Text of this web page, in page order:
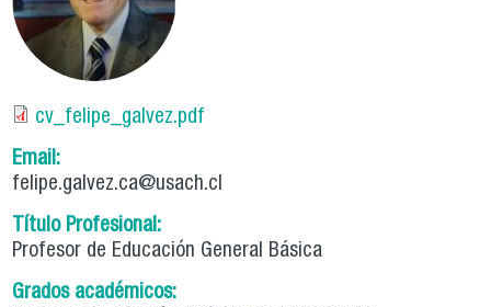
cv_felipe_galvez.pdf
Email:
felipe.galvez.ca@usach.cl
Título Profesional:
Profesor de Educación General Básica
Grados académicos: